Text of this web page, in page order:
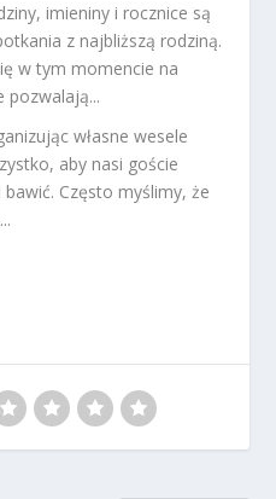
imieniny i rocznice są
z najbliższą rodziną.
w tym momencie na
pozwalają...
własne wesele
aby nasi goście
Często myślimy, że